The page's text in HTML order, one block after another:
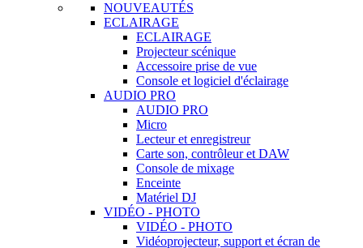
NOUVEAUTÉS
ECLAIRAGE
ECLAIRAGE
Projecteur scénique
Accessoire prise de vue
Console et logiciel d'éclairage
AUDIO PRO
AUDIO PRO
Micro
Lecteur et enregistreur
Carte son, contrôleur et DAW
Console de mixage
Enceinte
Matériel DJ
VIDÉO - PHOTO
VIDÉO - PHOTO
Vidéoprojecteur, support et écran de